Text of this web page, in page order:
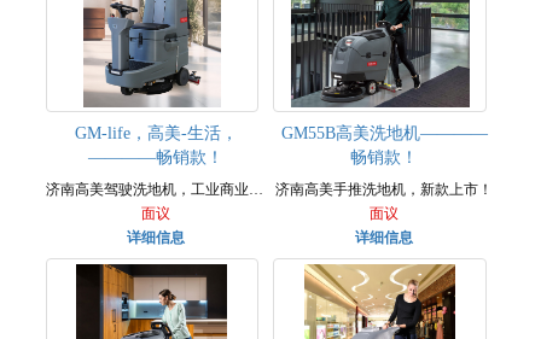
GM-life，高美-生活，
————畅销款！
济南高美驾驶洗地机，工业商业洗地机，新款上市！
面议
详细信息
GM55B高美洗地机————
畅销款！
济南高美手推洗地机，新款上市！
面议
详细信息